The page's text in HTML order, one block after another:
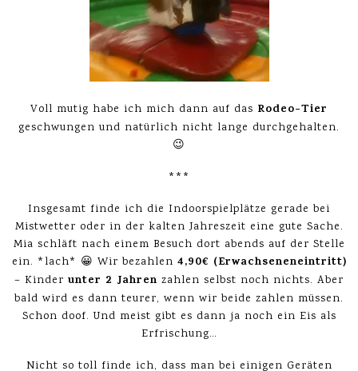
Voll mutig habe ich mich dann auf das Rodeo-Tier
geschwungen und natürlich nicht lange durchgehalten.
😉
***
Insgesamt finde ich die Indoorspielplätze gerade bei
Mistwetter oder in der kalten Jahreszeit eine gute Sache.
Mia schläft nach einem Besuch dort abends auf der Stelle
ein. *lach* 😀 Wir bezahlen 4,90€ (Erwachseneneintritt)
– Kinder unter 2 Jahren zahlen selbst noch nichts. Aber
bald wird es dann teurer, wenn wir beide zahlen müssen.
Schon doof. Und meist gibt es dann ja noch ein Eis als
Erfrischung…
Nicht so toll finde ich, dass man bei einigen Geräten